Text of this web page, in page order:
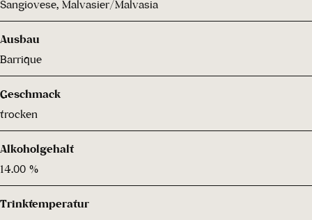
Sangiovese, Malvasier/Malvasia
Ausbau
Barrique
Geschmack
trocken
Alkoholgehalt
14.00 %
Trinktemperatur